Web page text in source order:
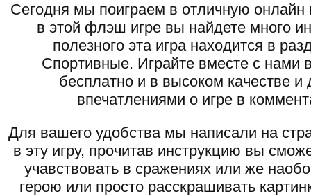
Сегодня мы поиграем в отличную онлайн
в этой флэш игре вы найдете много
полезного эта игра находится в
Спортивные. Играйте вместе с нами
бесплатно и в высоком качестве и
впечатлениями о игре в
Для вашего удобства мы написали на
в эту игру, прочитав инструкцию вы
учавствовать в сражениях или же
герою или просто расскрашивать